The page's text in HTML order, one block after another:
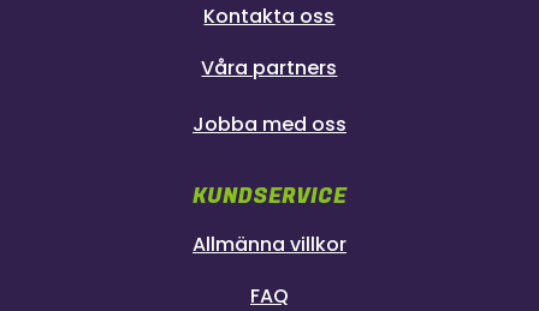
Kontakta oss
Våra partners
Jobba med oss
KUNDSERVICE
Allmänna villkor
FAQ